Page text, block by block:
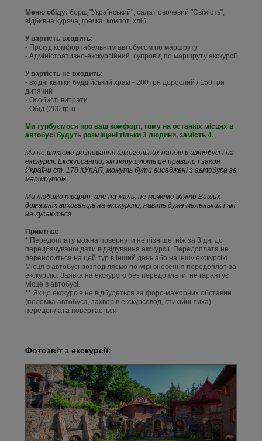
Меню обіду: борщ "Український", салат овочевий "Свіжість",
відбивна куряча, гречка, компот, хліб
У вартість входить:
- Проїзд комфортабельним автобусом по маршруту
- Адміністративно-екскурсiйний супровід по маршруту екскурсії
У вартість не входить:
- вхідні квитки буддійський храм - 200 грн дорослий / 150 грн
дитячий
- Особисті витрати
- Обід (200 грн)
Ми турбуємося про ваш комфорт, тому на останніх місцях в
автобусі будуть розміщені тільки 3 людини, замість 4.
Ми не вітаємо розпивання алкогольних напоїв в автобусі і на
екскурсії. Екскурсанти, які порушують це правило і закон
України ст. 178 КУпАП, можуть бути висаджені з автобуса за
маршрутом.
Ми любимо тварин, але на жаль, не можемо взяти Ваших
домашніх вихованців на екскурсію, навіть дуже маленьких і які
не кусаються.
Примітка:
* Передоплату можна повернути не пізніше, ніж за 3 дні до
передбачуваної дати відвідування екскурсії. Передоплата не
переноситься на цей тур в інший день або на іншу екскурсію.
Місця в автобусі розподіляємо по мірі внесення передоплат за
екскурсію. Заявка на екскурсію без передоплати, не гарантує
місце в автобусі.
** Якщо екскурсія не відбудеться за форс-мажорних обставин
(поломка автобуса, захворів екскурсовод, стихійні лиха) -
передоплата повертається.
Фотозвіт з екскурсії: